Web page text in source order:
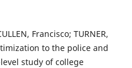
Francisco; TURNER,
to the police and
study of college